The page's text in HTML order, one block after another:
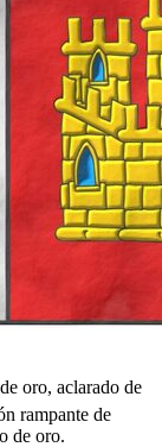
oro, aclarado de
rampante de
de oro.